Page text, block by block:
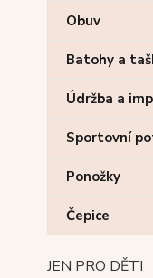
Obuv
Batohy a
Údržba a
Sportovní
Ponožky
Čepice
JEN PRO DĚTI